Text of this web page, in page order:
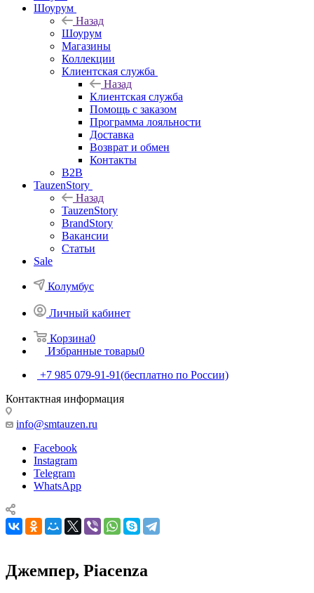
Шоурум
Назад
Шоурум
Магазины
Коллекции
Клиентская служба
Назад
Клиентская служба
Помощь с заказом
Программа лояльности
Доставка
Возврат и обмен
Контакты
B2B
TauzenStory
Назад
TauzenStory
BrandStory
Вакансии
Статьи
Sale
Колумбус
Личный кабинет
Корзина0
Избранные товары0
+7 985 079-91-91(бесплатно по России)
Контактная информация
info@smtauzen.ru
Facebook
Instagram
Telegram
WhatsApp
Джемпер, Piacenza